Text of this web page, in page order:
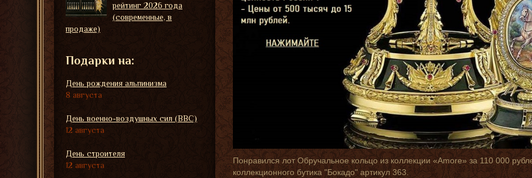
Понравился лот Обручальное кольцо из коллекции «Amore» за 110 000
коллекционного бутика "Бокадо" артикул 363.
рейтинг 2026 года
(современные, в
продаже)
Подарки на:
День рождения альпинизма
8 августа
День военно-воздушных сил (ВВС)
12 августа
День строителя
12 августа